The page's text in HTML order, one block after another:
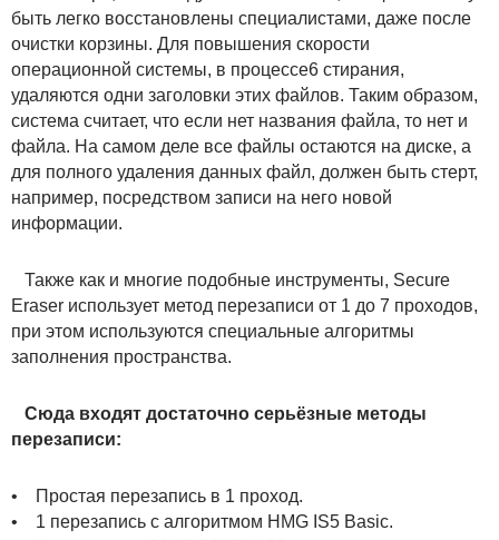
быть легко восстановлены специалистами, даже после
очистки корзины. Для повышения скорости
операционной системы, в процессе6 стирания,
удаляются одни заголовки этих файлов. Таким образом,
система считает, что если нет названия файла, то нет и
файла. На самом деле все файлы остаются на диске, а
для полного удаления данных файл, должен быть стерт,
например, посредством записи на него новой
информации.
Также как и многие подобные инструменты, Secure
Eraser использует метод перезаписи от 1 до 7 проходов,
при этом используются специальные алгоритмы
заполнения пространства.
Сюда входят достаточно серьёзные методы
перезаписи:
• Простая перезапись в 1 проход.
• 1 перезапись с алгоритмом HMG IS5 Basic.